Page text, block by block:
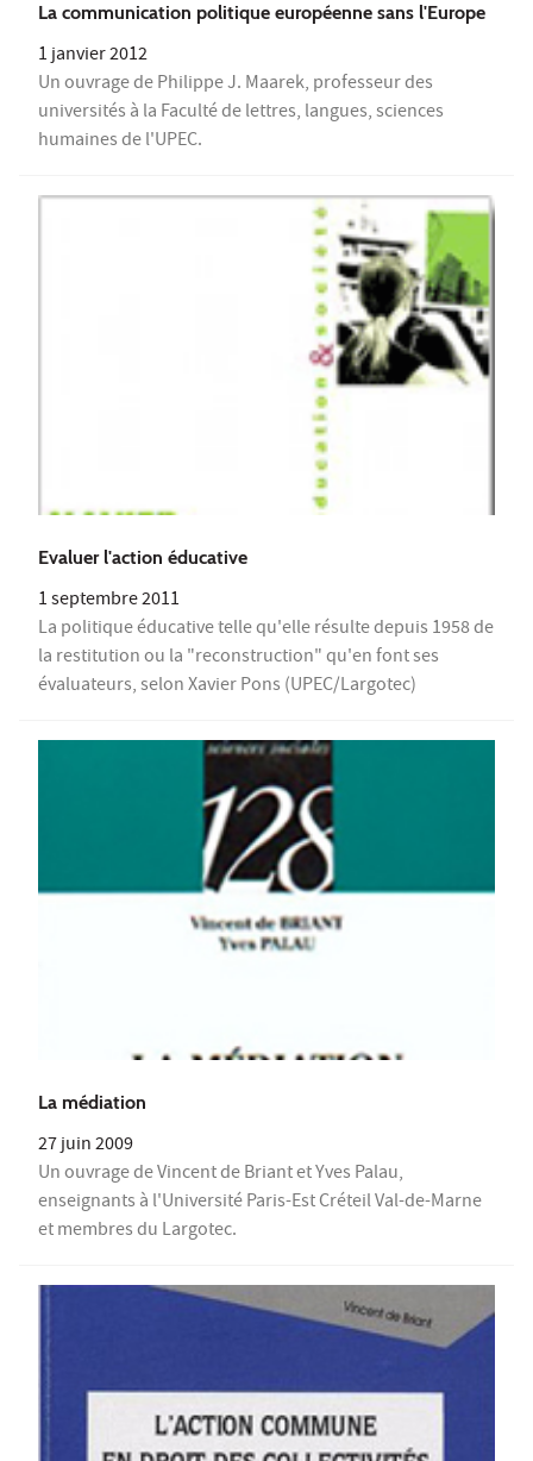
La communication politique européenne sans l'Europe
1 janvier 2012
Un ouvrage de Philippe J. Maarek, professeur des
universités à la Faculté de lettres, langues, sciences
humaines de l'UPEC.
Evaluer l'action éducative
1 septembre 2011
La politique éducative telle qu'elle résulte depuis 1958 de
la restitution ou la "reconstruction" qu'en font ses
évaluateurs, selon Xavier Pons (UPEC/Largotec)
La médiation
27 juin 2009
Un ouvrage de Vincent de Briant et Yves Palau,
enseignants à l'Université Paris-Est Créteil Val-de-Marne
et membres du Largotec.